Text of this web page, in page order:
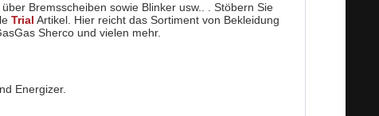
Bremsscheiben sowie Blinker usw.. . Stöbern Sie
Trial Artikel. Hier reicht das Sortiment von Bekleidung
Sherco und vielen mehr.
Energizer.